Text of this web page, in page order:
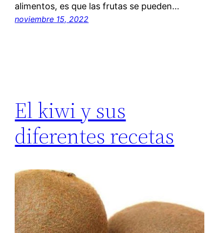
alimentos, es que las frutas se pueden…
noviembre 15, 2022
El kiwi y sus
diferentes recetas